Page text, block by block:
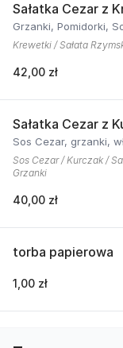
Sałatka Cezar z
Grzanki, Pomidorki,
Krewetki / Sałata
42,00 zł
Sałatka Cezar z
Sos Cezar, grzanki,
Sos Cezar / Kurczak /
Grzanki
40,00 zł
torba papierowa
1,00 zł